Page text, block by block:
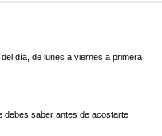
día, de lunes a viernes a primera
debes saber antes de acostarte